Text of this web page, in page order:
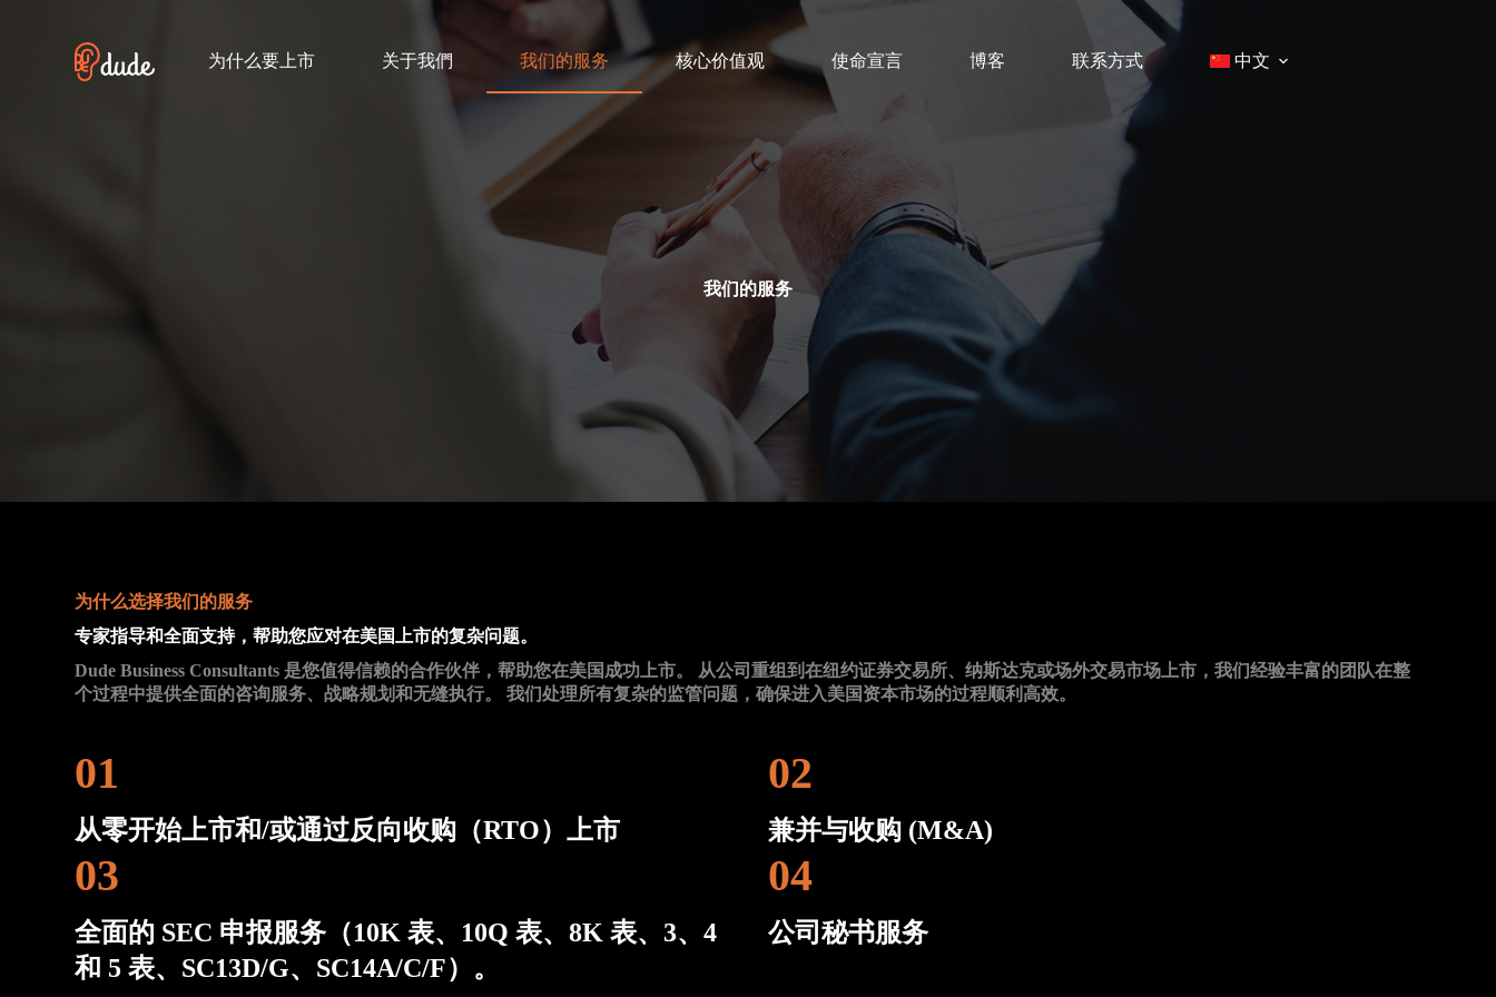
为什么要上市 关于我們 我们的服务 核心价值观 使命宣言 博客 联系方式 中文
我们的服务
为什么选择我们的服务
专家指导和全面支持，帮助您应对在美国上市的复杂问题。
Dude Business Consultants 是您值得信赖的合作伙伴，帮助您在美国成功上市。 从公司重组到在纽约证券交易所、纳斯达克或场外交易市场上市，我们经验丰富的团队在整
个过程中提供全面的咨询服务、战略规划和无缝执行。 我们处理所有复杂的监管问题，确保进入美国资本市场的过程顺利高效。
01
从零开始上市和/或通过反向收购（RTO）上市
02
兼并与收购 (M&A)
03
全面的 SEC 申报服务（10K 表、10Q 表、8K 表、3、4
和 5 表、SC13D/G、SC14A/C/F）。
04
公司秘书服务